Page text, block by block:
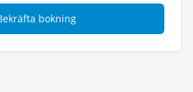
bokning